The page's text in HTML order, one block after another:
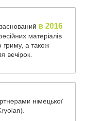
в 2016
матеріалів
гриму, а також
вечірок.
німецької